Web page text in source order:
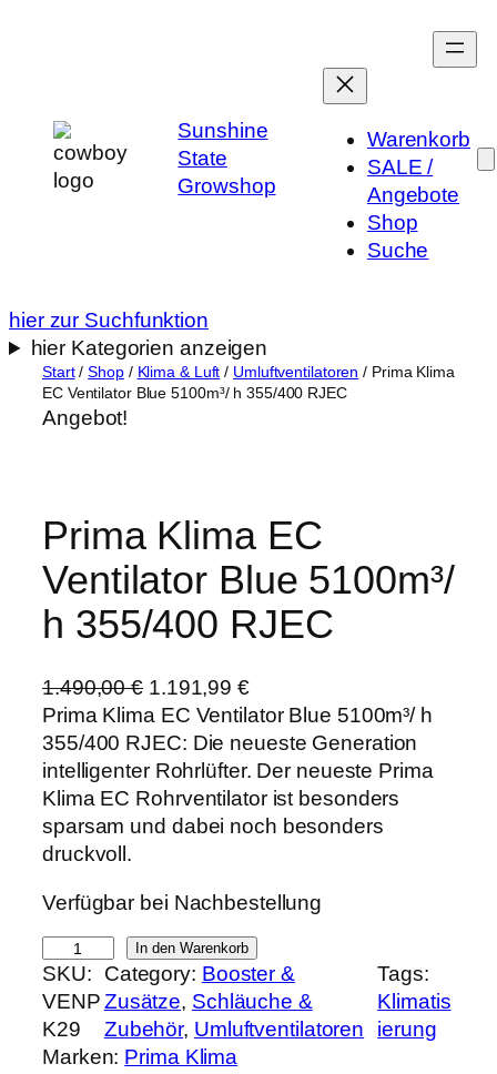
Sunshine
State
Growshop
Warenkorb
SALE /
Angebote
Shop
Suche
hier zur Suchfunktion
hier Kategorien anzeigen
Start/Shop/ Klima & Luft / Umluftventilatoren / Prima Klima
EC Ventilator Blue 5100m³/ h 355/400 RJEC
Angebot!
Prima Klima EC
Ventilator Blue 5100m³/
h 355/400 RJEC
1.490,00€ U
r
s
p
r
ü
l
i
c
h
e
r
1.191,99€A
k
t
u
e
l
r
P
r
e
i
Prima Klima EC Ventilator Blue 5100m³/ h
355/400 RJEC: Die neueste Generation
intelligenter Rohrlüfter. Der neueste Prima
Klima EC Rohrventilator ist besonders
sparsam und dabei noch besonders
druckvoll.
Verfügbar bei Nachbestellung
r
i
m
a
In den Warenkorb
SKU:
VENP
K29
Category: Booster &
Zusätze, Schläuche &
Zubehör, Umluftventilatoren
Tags:
Klimatis
ierung
Marken: Prima Klima